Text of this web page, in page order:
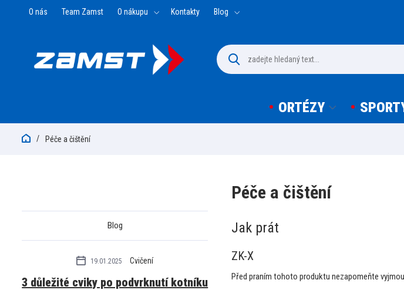
O nás Team Zamst O nákupu Kontakty Blog
ORTÉZY
Péče a čištění
Blog
19.01.2025 Cvičení
3 důležité cviky po podvrknutí kotníku
Péče a čištění
Jak prát
ZK-X
Před praním tohoto produktu nezapomeňte